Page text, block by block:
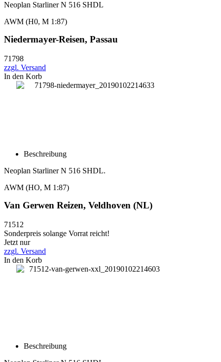
Neoplan Starliner N 516 SHDL
AWM (H0, M 1:87)
Niedermayer-Reisen, Passau
71798
zzgl. Versand
In den Korb
Beschreibung
Neoplan Starliner N 516 SHDL.
AWM (HO, M 1:87)
Van Gerwen Reizen, Veldhoven (NL)
71512
Sonderpreis solange Vorrat reicht!
Jetzt nur
zzgl. Versand
In den Korb
Beschreibung